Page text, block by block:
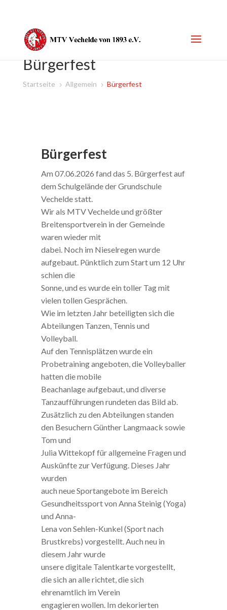
Bürgerfest
Startseite 5 Allgemein 5 Bürgerfest
Bürgerfest
Am 07.06.2026 fand das 5. Bürgerfest auf
dem Schulgelände der Grundschule
Vechelde statt.
Wir als MTV Vechelde und größter
Breitensportverein in der Gemeinde
waren wieder mit
dabei. Noch im Nieselregen wurde
aufgebaut. Pünktlich zum Start um 12 Uhr
schien die
Sonne, und es wurde ein toller Tag mit
vielen tollen Gesprächen.
Wie im letzten Jahr beteiligten sich die
Abteilungen Tanzen, Tennis und
Volleyball.
Auf den Tennisplätzen wurde ein
Probetraining angeboten, die Volleyballer
hatten die mobile
Beachanlage aufgebaut, und diverse
Tanzaufführungen rundeten das Bild ab.
Zusätzlich zu den Abteilungen standen
den Besuchern Günther Langmaack sowie
Tom und
Julia Wittekopf für allgemeine Fragen und
Auskünfte zur Verfügung. Dieses Jahr
wurden
auch neue Sportangebote im Bereich
Gesundheitssport von Anna Steinig (Yoga)
und Anna-
Lena von Sehlen-Kunkel (Sport nach
Brustkrebs) vorgestellt. Auch neu in
diesem Jahr wurde
unsere digitale Talentkarte vorgestellt,
die sich an alle richtet, die sich
ehrenamtlich im Verein
engagieren wollen. Im dekorierten